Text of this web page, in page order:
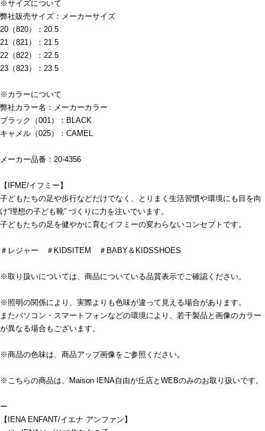
※サイズについて
弊社販売サイズ：メーカーサイズ
20（820）：20.5
21（821）：21.5
22（822）：22.5
23（823）：23.5
※カラーについて
弊社カラー名：メーカーカラー
ブラック（001）：BLACK
キャメル（025）：CAMEL
メーカー品番：20-4356
【IFME/イフミー】
子どもたちの足や歩行などだけでなく、とりまく生活習慣や環境にも目を向
け“理想の子ども靴” づくりに力を注いでいます。
子どもたちの足を健やかに育むイフミーの変わらないコンセプトです。
＃レジャー ＃KIDSITEM ＃BABY＆KIDSSHOES
※取り扱いについては、商品についている品質表示でご確認ください。
※照明の関係により、実際よりも色味が違って見える場合があります。
またパソコン・スマートフォンなどの環境により、若干製品と画像のカラー
が異なる場合もございます。
※商品の色味は、商品アップ画像をご参照ください。
※こちらの商品は、Maison IENA自由が丘店とWEBのみのお取り扱いです。
ー
【IENA ENFANT/イエナ アンファン】